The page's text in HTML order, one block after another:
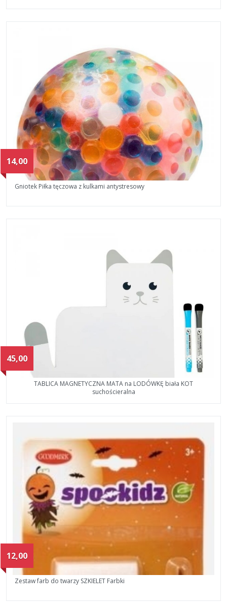
14,00
Gniotek Piłka tęczowa z kulkami antystresowy
45,00
TABLICA MAGNETYCZNA MATA na LODÓWKĘ biała KOT
suchościeralna
12,00
Zestaw farb do twarzy SZKIELET Farbki